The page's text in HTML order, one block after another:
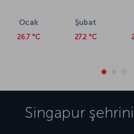
Ocak
26.7 °C
Şubat
27.2 °C
Singapur